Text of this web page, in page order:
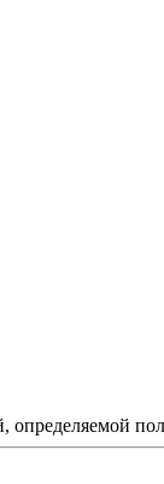
определяемой